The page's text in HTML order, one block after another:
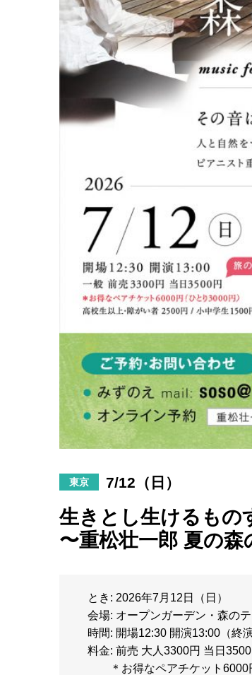
東京 7/12（日）
生きとし生けるもの
〜重松壮一郎 夏の
とき: 2026年7月12日（日）
会場: オープンガーデン・森の
時間: 開場12:30 開演13:00（終
料金: 前売 大人3300円 当日
＊お得なペアチケット6000